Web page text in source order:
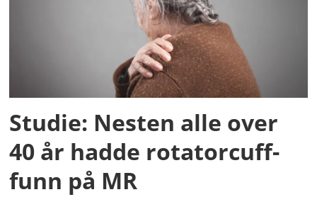
Studie: Nesten alle over
40 år hadde rotatorcuff-
funn på MR